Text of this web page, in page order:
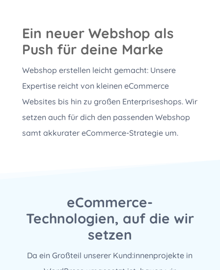
Ein neuer Webshop als
Push für deine Marke
Webshop erstellen leicht gemacht: Unsere
Expertise reicht von kleinen eCommerce
Websites bis hin zu großen Enterpriseshops. Wir
setzen auch für dich den passenden Webshop
samt akkurater eCommerce-Strategie um.
eCommerce-
Technologien, auf die wir
setzen
Da ein Großteil unserer Kund:innenprojekte in